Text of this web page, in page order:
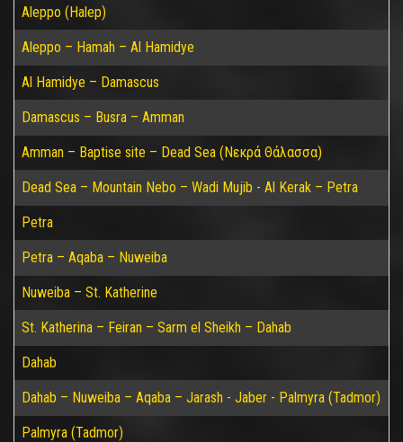
Aleppo (Halep)
Aleppo – Hamah – Al Hamidye
Al Hamidye – Damascus
Damascus – Busra – Amman
Amman – Baptise site – Dead Sea (Νεκρά Θάλασσα)
Dead Sea – Mountain Nebo – Wadi Mujib - Al Kerak – Petra
Petra
Petra – Aqaba – Nuweiba
Nuweiba – St. Katherine
St. Katherina – Feiran – Sarm el Sheikh – Dahab
Dahab
Dahab – Nuweiba – Aqaba – Jarash - Jaber - Palmyra (Tadmor)
Palmyra (Tadmor)